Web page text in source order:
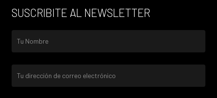
SUSCRIBITE AL NEWSLETTER